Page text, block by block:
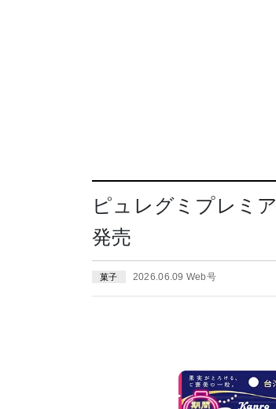
ピュレグミプレミ
発売
菓子 2026.06.09 Web号